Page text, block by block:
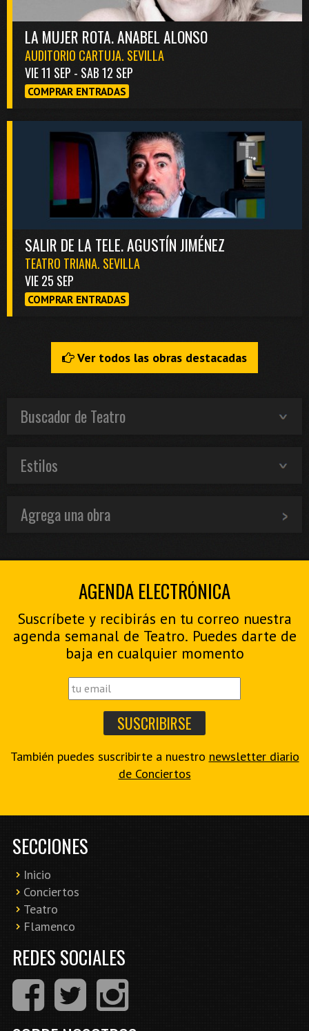
LA MUJER ROTA. ANABEL ALONSO
AUDITORIO CARTUJA. SEVILLA
VIE 11 SEP - SAB 12 SEP
COMPRAR ENTRADAS
SALIR DE LA TELE. AGUSTÍN JIMÉNEZ
TEATRO TRIANA. SEVILLA
VIE 25 SEP
COMPRAR ENTRADAS
Ver todos las obras destacadas
Buscador de Teatro
Estilos
Agrega una obra
AGENDA ELECTRÓNICA
Suscríbete y recibirás en tu correo nuestra
agenda semanal de Teatro. Puedes darte de
baja en cualquier momento
También puedes suscribirte a nuestro newsletter diario
de Conciertos
SECCIONES
Inicio
Conciertos
Teatro
Flamenco
REDES SOCIALES